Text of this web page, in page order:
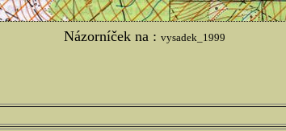
Názorníček na :vysadek_1999